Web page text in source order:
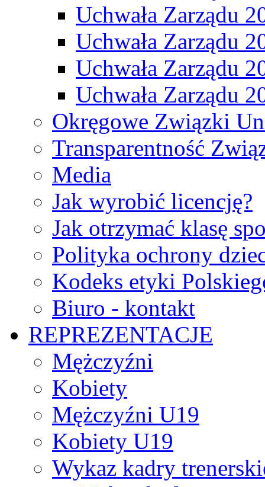
Uchwała Zarządu
Uchwała Zarządu
Uchwała Zarządu
Uchwała Zarządu
Okręgowe Związki
Transparentność
Media
Jak wyrobić licencję?
Jak otrzymać klasę
Polityka ochrony
Kodeks etyki
Biuro - kontakt
REPREZENTACJE
Mężczyźni
Kobiety
Mężczyźni U19
Kobiety U19
Wykaz kadry